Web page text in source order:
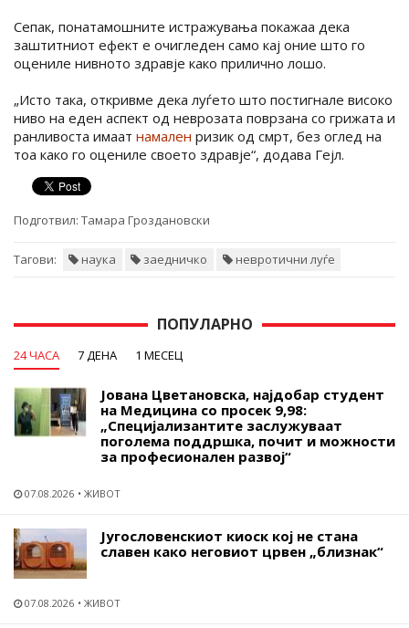
Сепак, понатамошните истражувања покажаа дека
заштитниот ефект е очигледен само кај оние што го
оцениле нивното здравје како прилично лошо.
„Исто така, откривме дека луѓето што постигнале високо
ниво на еден аспект од неврозата поврзана со грижата и
ранливоста имаат намален ризик од смрт, без оглед на
тоа како го оцениле своето здравје“, додава Гејл.
Подготвил: Тамара Гроздановски
Тагови: наука заедничко невротични луѓе
ПОПУЛАРНО
24 ЧАСА 7 ДЕНА 1 МЕСЕЦ
Јована Цветановска, најдобар студент
на Медицина со просек 9,98:
„Специјализантите заслужуваат
поголема поддршка, почит и можности
за професионален развој“
07.08.2026 ЖИВОТ
Југословенскиот киоск кој не стана
славен како неговиот црвен „близнак“
07.08.2026 ЖИВОТ